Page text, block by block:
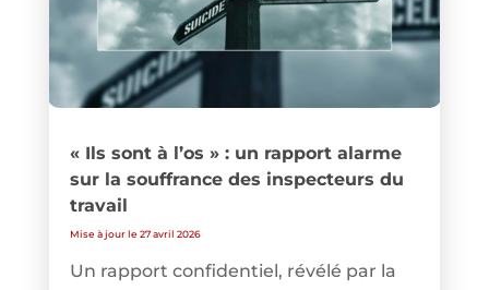
« Ils sont à l’os » : un rapport alarme
sur la souffrance des inspecteurs du
travail
Mise à jour le 27 avril 2026
Un rapport confidentiel, révélé par la